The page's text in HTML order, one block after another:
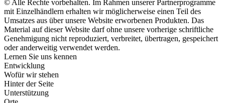
© Alle Rechte vorbehalten. Im Rahmen unserer Partnerprogramme
mit Einzelhändlern erhalten wir möglicherweise einen Teil des
Umsatzes aus über unsere Website erworbenen Produkten. Das
Material auf dieser Website darf ohne unsere vorherige schriftliche
Genehmigung nicht reproduziert, verbreitet, übertragen, gespeichert
oder anderweitig verwendet werden.
Lernen Sie uns kennen
Entwicklung
Wofür wir stehen
Hinter der Seite
Unterstützung